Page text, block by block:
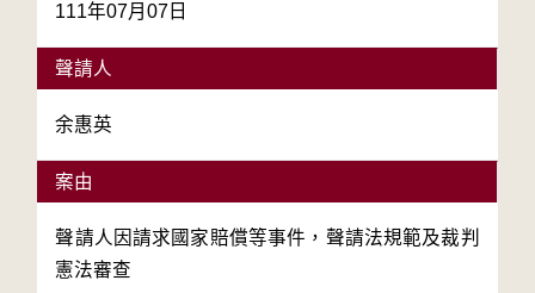
111年07月07日
聲請人
余惠英
案由
聲請人因請求國家賠償等事件，聲請法規範及裁判
憲法審查